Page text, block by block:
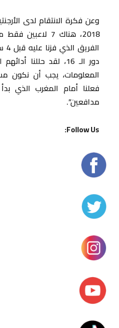
وعن فكرة الانتقام لدى
2018، هناك 7
دور الـ 16، لقد حللنا
المعلومات، يجب أن نكون
مدافعين”.
Follow Us: